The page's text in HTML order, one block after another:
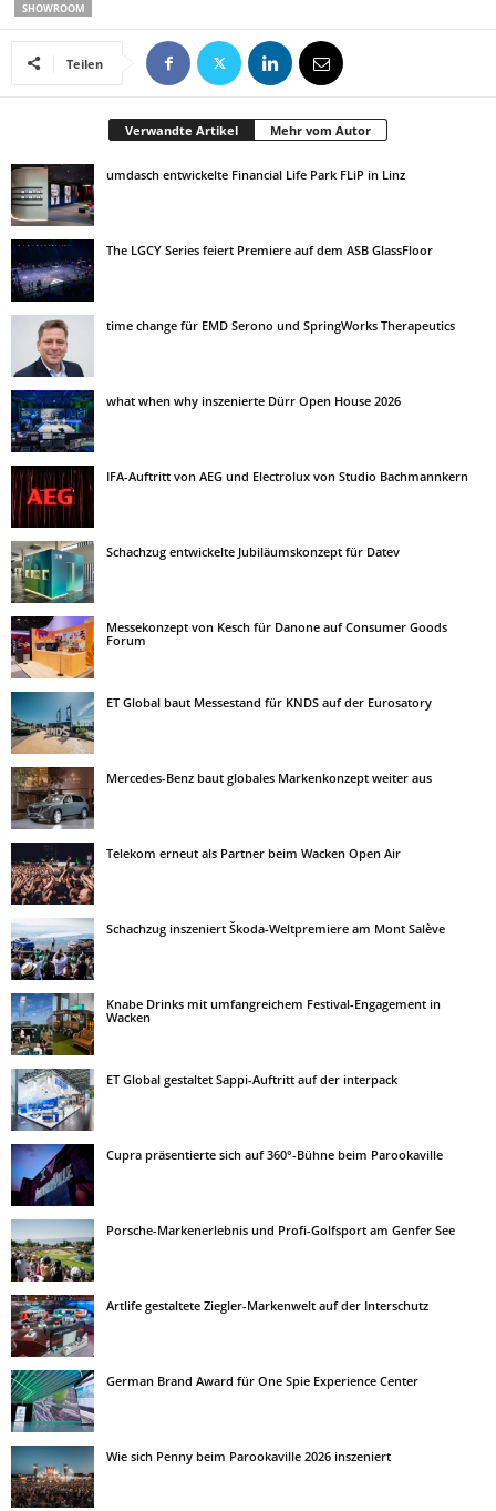
SHOWROOM
Teilen
Verwandte Artikel Mehr vom Autor
umdasch entwickelte Financial Life Park FLiP in Linz
The LGCY Series feiert Premiere auf dem ASB GlassFloor
time change für EMD Serono und SpringWorks Therapeutics
what when why inszenierte Dürr Open House 2026
IFA-Auftritt von AEG und Electrolux von Studio Bachmannkern
Schachzug entwickelte Jubiläumskonzept für Datev
Messekonzept von Kesch für Danone auf Consumer Goods
Forum
ET Global baut Messestand für KNDS auf der Eurosatory
Mercedes-Benz baut globales Markenkonzept weiter aus
Telekom erneut als Partner beim Wacken Open Air
Schachzug inszeniert Škoda-Weltpremiere am Mont Salève
Knabe Drinks mit umfangreichem Festival-Engagement in
Wacken
ET Global gestaltet Sappi-Auftritt auf der interpack
Cupra präsentierte sich auf 360°-Bühne beim Parookaville
Porsche-Markenerlebnis und Profi-Golfsport am Genfer See
Artlife gestaltete Ziegler-Markenwelt auf der Interschutz
German Brand Award für One Spie Experience Center
Wie sich Penny beim Parookaville 2026 inszeniert